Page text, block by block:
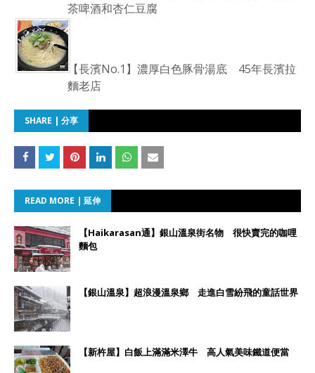
茶啤酒和杏仁豆腐
【長濱No.1】濃厚白色豚骨湯底 45年長濱拉
麵老店
SHARE | 分享
READ MORE | 延伸
【Haikarasan通】銀山溫泉街名物 很快賣完的咖哩
麵包
【銀山溫泉】超浪漫溫泉鄉 走進白雪紛飛的童話世界
【新杵屋】白飯上滿滿米澤牛 高人氣美味鐵道便當